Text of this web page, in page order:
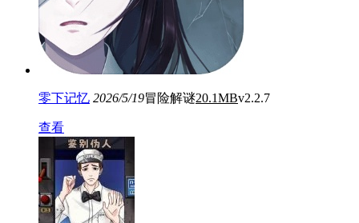
零下记忆 2026/5/19冒险解谜20.1MBv2.2.7
查看